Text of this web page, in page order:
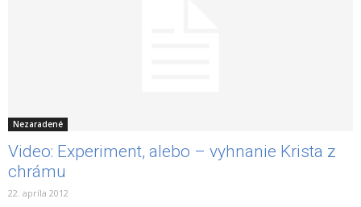
Nezaradené
Video: Experiment, alebo – vyhnanie Krista z
chrámu
22. apríla 2012